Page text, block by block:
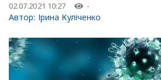
02.07.2021 10:27 -
Автор: Ірина Куліченко